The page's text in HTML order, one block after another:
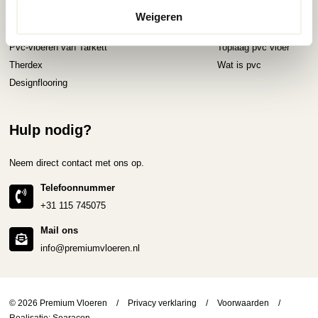
Weigeren
Pvc-vloeren van Tarkett
Therdex
Designflooring
Toplaag pvc vloer
Wat is pvc
Hulp nodig?
Neem direct contact met ons op.
Telefoonnummer
+31 115 745075
Mail ons
info@premiumvloeren.nl
© 2026 Premium Vloeren / Privacy verklaring / Voorwaarden
/